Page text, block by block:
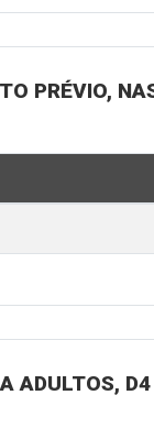
PRÉVIO,
ADULTOS,